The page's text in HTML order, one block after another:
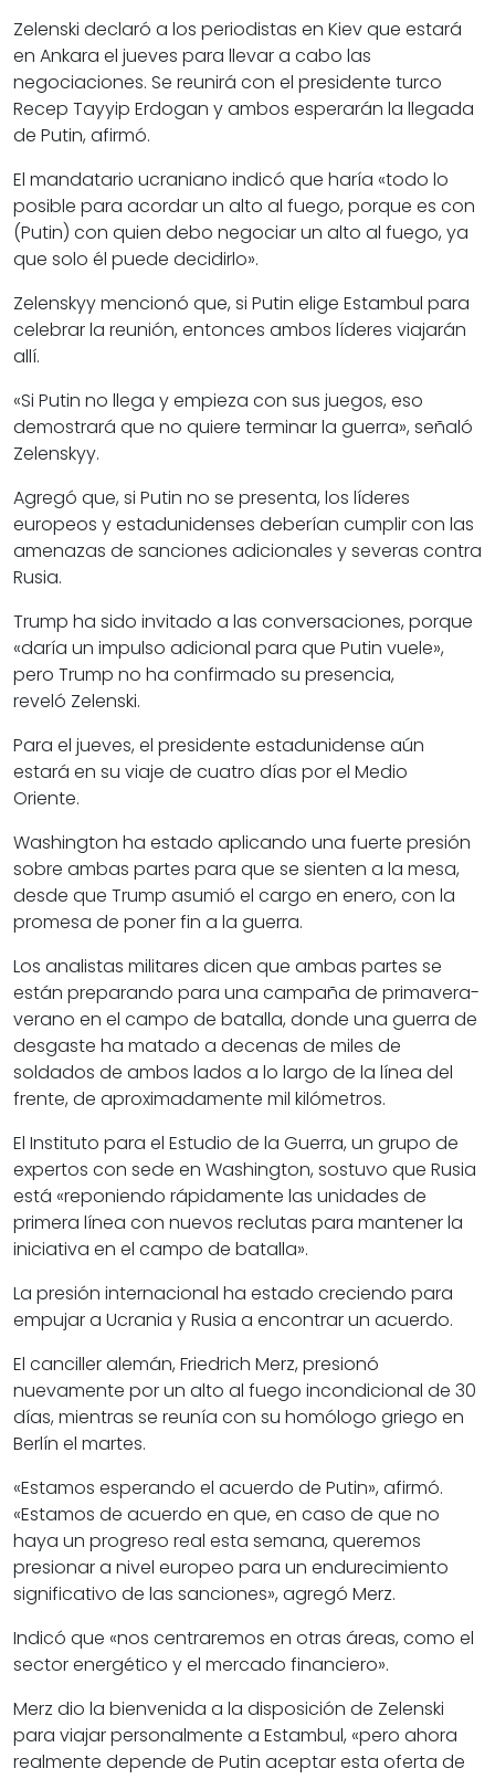
Zelenski declaró a los periodistas en Kiev que estará
en Ankara el jueves para llevar a cabo las
negociaciones. Se reunirá con el presidente turco
Recep Tayyip Erdogan y ambos esperarán la llegada
de Putin, afirmó.
El mandatario ucraniano indicó que haría «todo lo
posible para acordar un alto al fuego, porque es con
(Putin) con quien debo negociar un alto al fuego, ya
que solo él puede decidirlo».
Zelenskyy mencionó que, si Putin elige Estambul para
celebrar la reunión, entonces ambos líderes viajarán
allí.
«Si Putin no llega y empieza con sus juegos, eso
demostrará que no quiere terminar la guerra», señaló
Zelenskyy.
Agregó que, si Putin no se presenta, los líderes
europeos y estadunidenses deberían cumplir con las
amenazas de sanciones adicionales y severas contra
Rusia.
Trump ha sido invitado a las conversaciones, porque
«daría un impulso adicional para que Putin vuele»,
pero Trump no ha confirmado su presencia,
reveló Zelenski.
Para el jueves, el presidente estadunidense aún
estará en su viaje de cuatro días por el Medio
Oriente.
Washington ha estado aplicando una fuerte presión
sobre ambas partes para que se sienten a la mesa,
desde que Trump asumió el cargo en enero, con la
promesa de poner fin a la guerra.
Los analistas militares dicen que ambas partes se
están preparando para una campaña de primavera-
verano en el campo de batalla, donde una guerra de
desgaste ha matado a decenas de miles de
soldados de ambos lados a lo largo de la línea del
frente, de aproximadamente mil kilómetros.
El Instituto para el Estudio de la Guerra, un grupo de
expertos con sede en Washington, sostuvo que Rusia
está «reponiendo rápidamente las unidades de
primera línea con nuevos reclutas para mantener la
iniciativa en el campo de batalla».
La presión internacional ha estado creciendo para
empujar a Ucrania y Rusia a encontrar un acuerdo.
El canciller alemán, Friedrich Merz, presionó
nuevamente por un alto al fuego incondicional de 30
días, mientras se reunía con su homólogo griego en
Berlín el martes.
«Estamos esperando el acuerdo de Putin», afirmó.
«Estamos de acuerdo en que, en caso de que no
haya un progreso real esta semana, queremos
presionar a nivel europeo para un endurecimiento
significativo de las sanciones», agregó Merz.
Indicó que «nos centraremos en otras áreas, como el
sector energético y el mercado financiero».
Merz dio la bienvenida a la disposición de Zelenski
para viajar personalmente a Estambul, «pero ahora
realmente depende de Putin aceptar esta oferta de